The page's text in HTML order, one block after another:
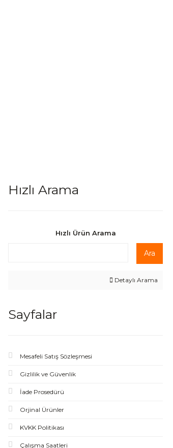
Hızlı Arama
Hızlı Ürün Arama
Ara
Detaylı Arama
Sayfalar
Mesafeli Satış Sözleşmesi
Gizlilik ve Güvenlik
İade Prosedürü
Orjinal Ürünler
KVKK Politikası
Çalışma Saatleri